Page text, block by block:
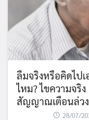
ลืมจริงหรือคิดไป
ไหม? ไขความจริ
สัญญาณเตือนล่ว
28/07/